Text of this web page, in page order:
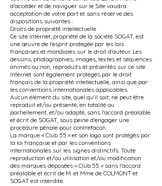
d’accéder et de naviguer sur le Site vaudra
acceptation de votre part et sans réserve des
dispositions suivantes :
Droits de propriété intellectuelle
Ce site Internet, propriété de la société SOGAT, est
une œuvre de l'esprit protégée par les lois
françaises et mondiales sur le droit d'auteur. Les
dessins, photographies, images, textes et séquences
animés ou non, reproduits et présentés sur ce site
Internet sont également protégés par le droit
français de la propriété intellectuelle, ainsi que par
les conventions internationales applicables.
Aucun élément du site, quel qu'il soit, ne peut être
reproduit et/ou présenté, en totalité ou
partiellement, et/ou adapté, sans l'accord préalable
et écrit de SOGAT, sous peine d'engager une
procédure pénale pour contrefaçon.
La marque « Club 55 » et son logo sont protégés par
la loi française et par les conventions
internationales sur les signes distinctifs. Toute
reproduction et/ou utilisation et/ou modification
des marques déposées « Club 55 » sans l'accord
préalable et écrit de M. et Mme de COLMONT et
SOGAT est interdite.